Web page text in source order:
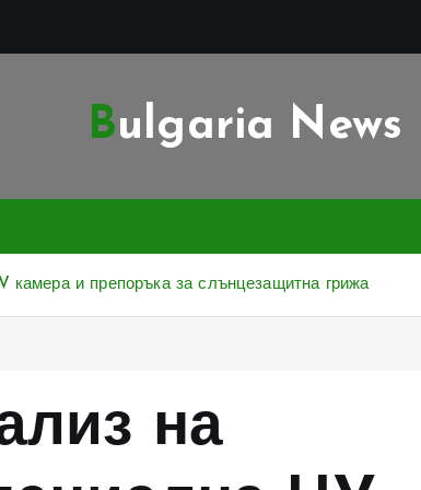
Bulgaria News
камера и препоръка за слънцезащитна грижа
на